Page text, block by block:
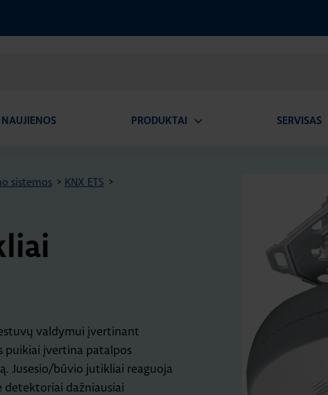
NAUJIENOS PRODUKTAI SERVISAS
sistemos > KNX ETS >
valdymui įvertinant
puikiai įvertina patalpos
Jusesio/būvio jutikliai reaguoja
detektoriai dažniausiai